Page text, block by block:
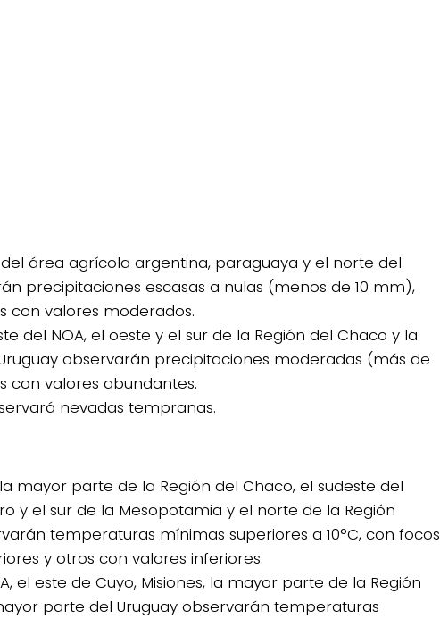
área agrícola argentina, paraguaya y el norte del
precipitaciones escasas a nulas (menos de 10 mm),
con valores moderados.
del NOA, el oeste y el sur de la Región del Chaco y la
observarán precipitaciones moderadas (más de
con valores abundantes.
nevadas tempranas.
la mayor parte de la Región del Chaco, el sudeste del
y el sur de la Mesopotamia y el norte de la Región
temperaturas mínimas superiores a 10°C, con focos
y otros con valores inferiores.
el este de Cuyo, Misiones, la mayor parte de la Región
parte del Uruguay observarán temperaturas